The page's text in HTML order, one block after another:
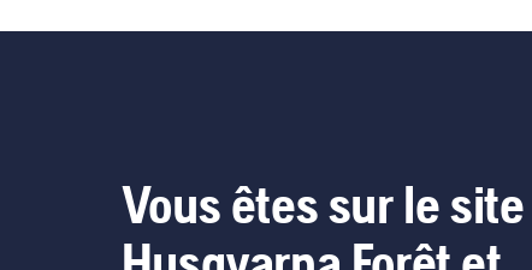
Vous êtes sur le site